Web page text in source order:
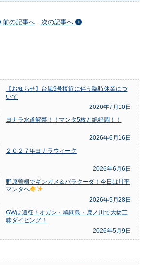
前の記事へ 次の記事へ
【お知らせ】台風9号接近に伴う臨時休業につ
いて
2026年7月10日
ヨナラ水道解禁！！マンタ5枚と絶好調！！
2026年6月16日
２０２７年ヨナラウィーク
2026年6月6日
野原曽根でギンガメ＆バラクーダ！今日は川平
マンタへ
2026年5月28日
GWは遠征！オガン・鳩間島・鹿ノ川で大物三
昧ダイビング！
2026年5月9日